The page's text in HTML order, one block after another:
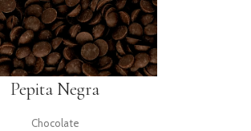
Pepita Negra
Chocolate